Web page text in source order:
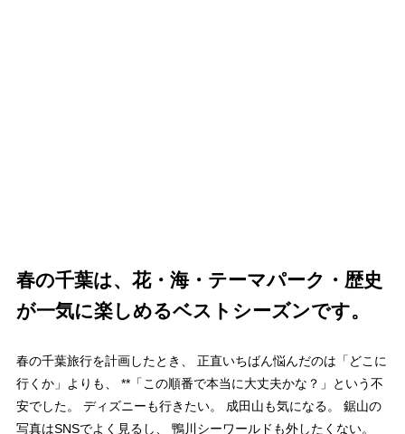
春の千葉は、 花・海・テーマパーク・歴史
が一気に楽しめるベストシーズンです。
春の千葉旅行を計画したとき、 正直いちばん悩んだのは「どこに
行くか」よりも、 **「この順番で本当に大丈夫かな？」という不
安でした。 ディズニーも行きたい。 成田山も気になる。 鋸山の
写真はSNSでよく見るし、 鴨川シーワールドも外したくない。